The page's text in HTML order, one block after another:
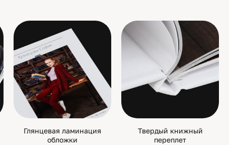
Глянцевая ламинация
обложки
Твердый книжный
переплет